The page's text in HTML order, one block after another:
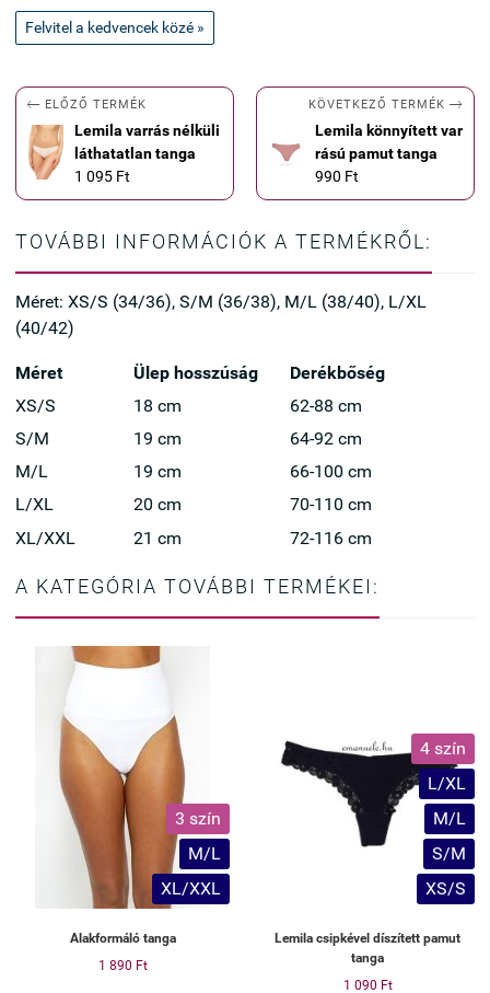
Felvitel a kedvencek közé »
 ELŐZŐ TERMÉK
Lemila varrás nélküli
láthatatlan tanga
1 095 Ft
KÖVETKEZŐ TERMÉK 
Lemila könnyített var
rású pamut tanga
990 Ft
TOVÁBBI INFORMÁCIÓK A TERMÉKRŐL:
Méret: XS/S (34/36), S/M (36/38), M/L (38/40), L/XL
(40/42)
Méret Ülep hosszúság
Derékbőség
XS/S
18 cm
62-88 cm
S/M
19 cm
64-92 cm
M/L
19 cm
66-100 cm
L/XL
20 cm
70-110 cm
XL/XXL
21 cm 72-116 cm
A KATEGÓRIA TOVÁBBI TERMÉKEI:
3 szín
M/L
XL/XXL
Alakformáló tanga
1 890 Ft
4 szín
L/XL
M/L
S/M
XS/S
Lemila csipkével díszített pamut
tanga
1 090 Ft